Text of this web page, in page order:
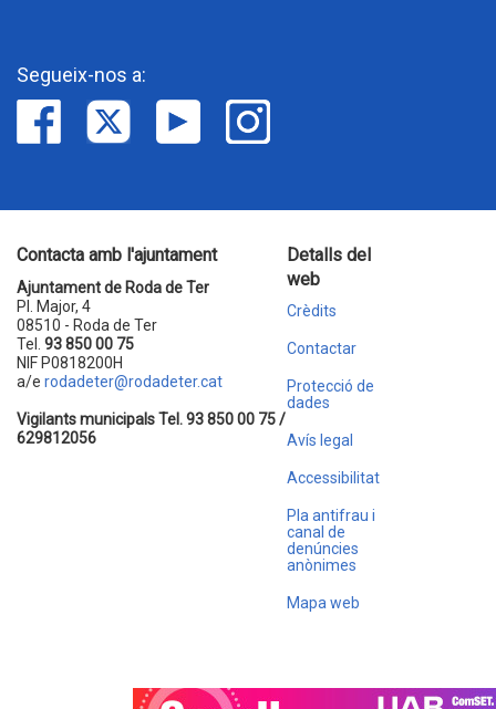
Segueix-nos a:
Contacta amb l'ajuntament
Ajuntament de Roda de Ter
Pl. Major, 4
08510 - Roda de Ter
Tel. 93 850 00 75
NIF P0818200H
a/e rodadeter@rodadeter.cat
Vigilants municipals Tel. 93 850 00 75 /
629812056
Detalls del
web
Crèdits
Contactar
Protecció de
dades
Avís legal
Accessibilitat
Pla antifrau i
canal de
denúncies
anònimes
Mapa web